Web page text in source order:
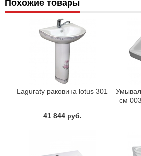
Похожие товары
Laguraty раковина lotus 301
41 844 руб.
cм